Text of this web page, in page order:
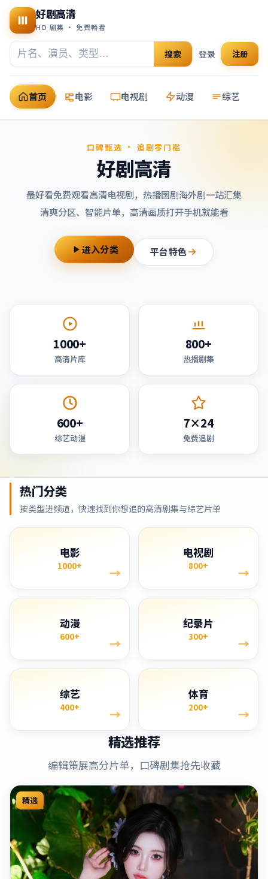
好剧高清
HD 剧集 · 免费畅看
搜索 登录 注册
首页 电影 电视剧 动漫 综艺
口碑甄选 · 追剧零门槛
好剧高清
最好看免费观看高清电视剧，热播国剧海外剧一站汇集
清爽分区、智能片单，高清画质打开手机就能看
进入分类 平台特色
1000+
高清片库
800+
热播剧集
600+
综艺动漫
7×24
免费追剧
热门分类
按类型进频道，快速找到你想追的高清剧集与综艺片单
电影
1000+ →
电视剧
800+ →
动漫
600+ →
纪录片
300+ →
综艺
400+ →
体育
200+ →
精选推荐
编辑策展高分片单，口碑剧集抢先收藏
精选